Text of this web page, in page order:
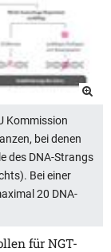
Kommission
bei denen
des DNA-Strangs
Bei einer
20 DNA-
für NGT-